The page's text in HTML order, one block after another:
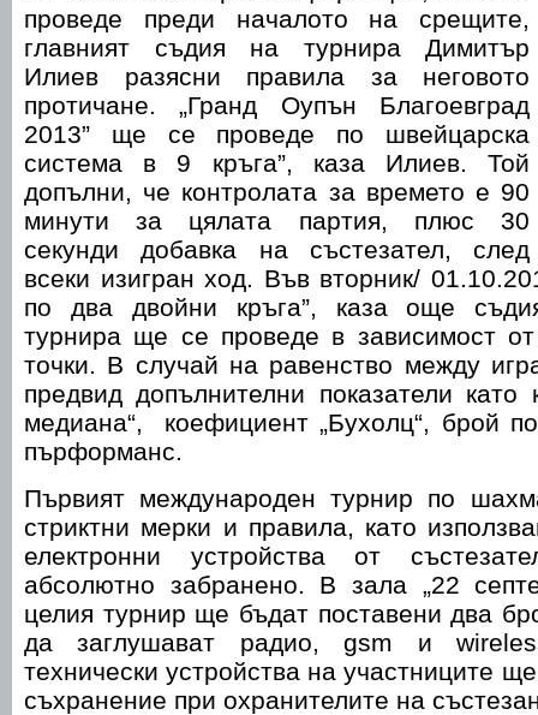
проведе преди началото на срещите,
главният съдия на турнира Димитър
Илиев разясни правила за неговото
протичане. „Гранд Оупън Благоевград
2013” ще се проведе по швейцарска
система в 9 кръга”, каза Илиев. Той
допълни, че контролата за времето е 90
минути за цялата партия, плюс 30
секунди добавка на състезател, след
всеки изигран ход. Във вторник/
по два двойни кръга”, каза още
турнира ще се проведе в зависимост
точки. В случай на равенство между
предвид допълнителни показатели като
медиана“, коефициент „Бухолц“, брой
пърформанс.
Първият международен турнир по
стриктни мерки и правила, като
електронни устройства от
абсолютно забранено. В зала „22
целия турнир ще бъдат поставени два
да заглушават радио, gsm и
технически устройства на участниците
съхранение при охранителите на